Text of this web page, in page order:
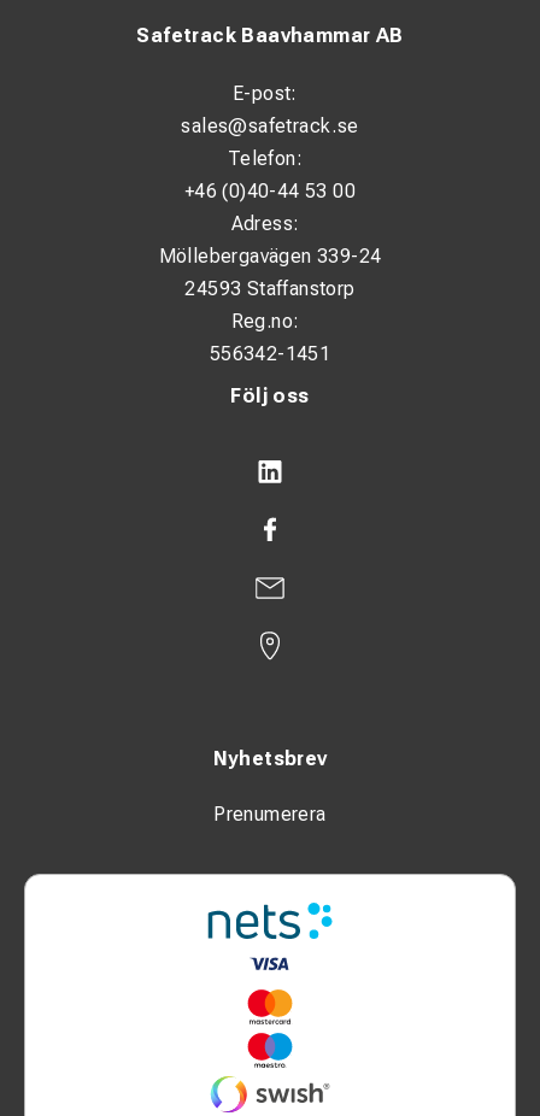
Följ oss
Nyhetsbrev
Prenumerera
Safetrack Baavhammar AB
E-post:
sales@safetrack.se
Telefon:
+46 (0)40-44 53 00
Adress:
Möllebergavägen 339-24
24593 Staffanstorp
Reg.no:
556342-1451